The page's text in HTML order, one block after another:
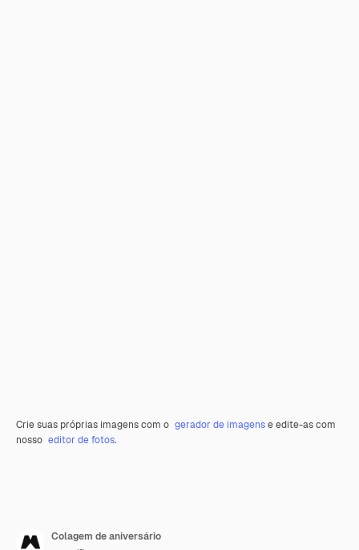
Crie suas próprias imagens com o gerador de imagense edite-as com
nosso editor de fotos.
Colagem de aniversário